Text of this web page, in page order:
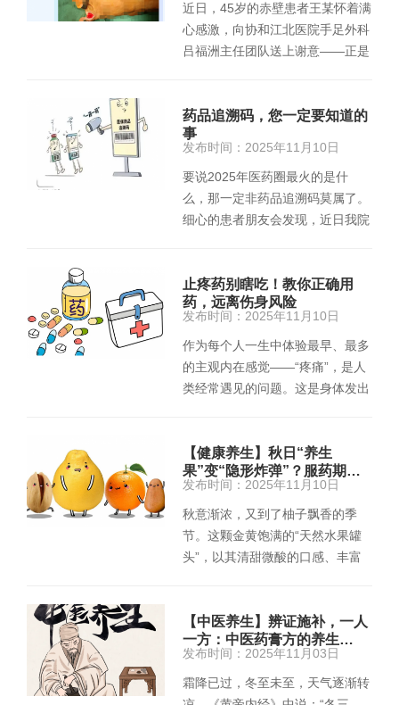
近日，45岁的赤壁患者王某怀着满
心感激，向协和江北医院手足外科
吕福洲主任团队送上谢意——正是
药品追溯码，您一定要知道的
事
发布时间：2025年11月10日
要说2025年医药圈最火的是什
么，那一定非药品追溯码莫属了。
细心的患者朋友会发现，近日我院
止疼药别瞎吃！教你正确用
药，远离伤身风险
发布时间：2025年11月10日
作为每个人一生中体验最早、最多
的主观内在感觉——“疼痛”，是人
类经常遇见的问题。这是身体发出
【健康养生】秋日“养生
果”变“隐形炸弹”？服药期…
发布时间：2025年11月10日
秋意渐浓，又到了柚子飘香的季
节。这颗金黄饱满的“天然水果罐
头”，以其清甜微酸的口感、丰富
【中医养生】辨证施补，一人
一方：中医药膏方的养生…
发布时间：2025年11月03日
霜降已过，冬至未至，天气逐渐转